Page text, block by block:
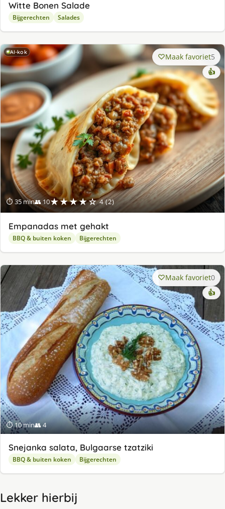
Witte Bonen Salade
Bijgerechten Salades
AI-kok
⏱ 35 min👥 10★★★★☆ 4 (2)
Maak favoriet5
👍
Empanadas met gehakt
BBQ & buiten koken Bijgerechten
⏱ 10 min👥 4
Maak favoriet0
👍
Snejanka salata, Bulgaarse tzatziki
BBQ & buiten koken Bijgerechten
Lekker hierbij